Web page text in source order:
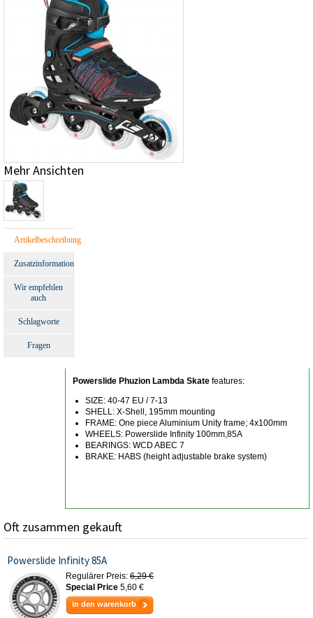
Mehr Ansichten
Artikelbeschreibung
Zusatzinformation
Wir empfehlen
auch
Schlagworte
Fragen
Powerslide Phuzion Lambda Skatefeatures:
SIZE: 40-47 EU / 7-13
SHELL: X-Shell, 195mm mounting
FRAME: One piece Aluminium Unity frame; 4x100mm
WHEELS: Powerslide Infinity 100mm,85A
BEARINGS: WCD ABEC 7
BRAKE: HABS (height adjustable brake system)
Oft zusammen gekauft
Powerslide Infinity 85A
Regulärer Preis: 6,29 €
Special Price 5,60 €
in den warenkorb